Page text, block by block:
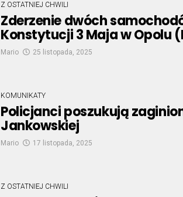
Z OSTATNIEJ CHWILI
Zderzenie dwóch
Konstytucji 3 Maja w Opolu
Mario 25 listopada, 2025
KOMUNIKATY
Policjanci poszukują
Jankowskiej
Mario 17 listopada, 2025
Z OSTATNIEJ CHWILI